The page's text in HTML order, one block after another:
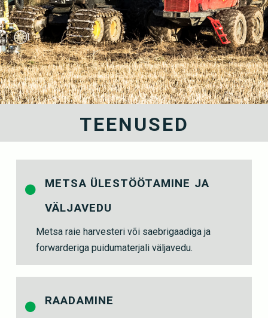
TEENUSED
METSA ÜLESTÖÖTAMINE JA
VÄLJAVEDU
Metsa raie harvesteri või saebrigaadiga ja
forwarderiga puidumaterjali väljavedu.
RAADAMINE